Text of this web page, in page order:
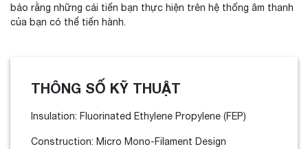
bảo rằng những cải tiến bạn thực hiện trên hệ thống âm thanh
của bạn có thể tiến hành.
THÔNG SỐ KỸ THUẬT
Insulation: Fluorinated Ethylene Propylene (FEP)
Construction: Micro Mono-Filament Design